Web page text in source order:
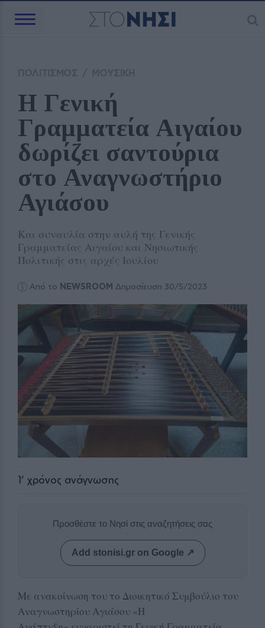
Η Γενική
Γραμματεία Αιγαίου
δωρίζει σαντούρια
στο Αναγνωστήριο
Αγιάσου
Και συναυλία στην αυλή της Γενικής
Γραμματείας Αιγαίου και Νησιωτικής
Πολιτικής στις αρχές Ιουλίου
Από το NEWSROOM Δημοσίευση 30/5/2023
1' χρόνος ανάγνωσης
Προσθέστε το Νησί στις αναζητήσεις σας
Add stonisi.gr on Google ↗
Με ανακοίνωση του το Διοικητικό Συμβούλιο του
Αναγνωστηρίου Αγιάσου «Η